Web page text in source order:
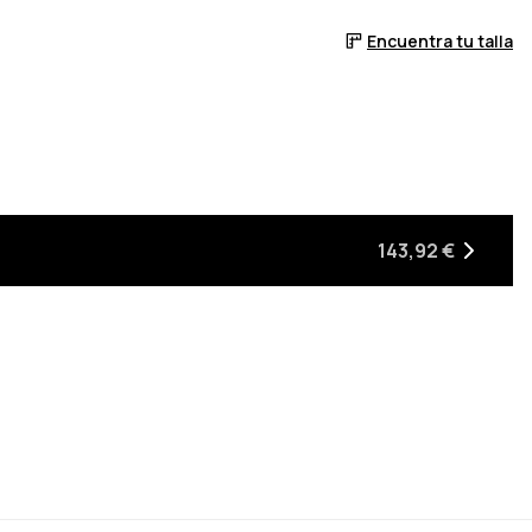
Encuentra tu talla
143,92 €